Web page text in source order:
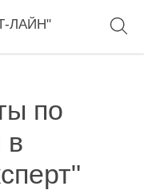
ЛАЙН"
по
в